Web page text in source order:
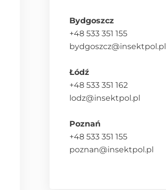
Bydgoszcz
+48 533 351 155
bydgoszcz@insektpol.pl
Łódź
+48 533 351 162
lodz@insektpol.pl
Poznań
+48 533 351 155
poznan@insektpol.pl